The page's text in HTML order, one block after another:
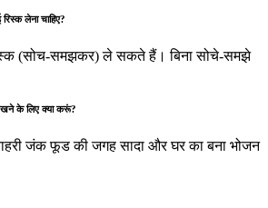
लेना चाहिए?
(सोच-समझकर) ले सकते हैं। बिना सोचे-समझे
के लिए क्या करूं?
जंक फूड की जगह सादा और घर का बना भोजन